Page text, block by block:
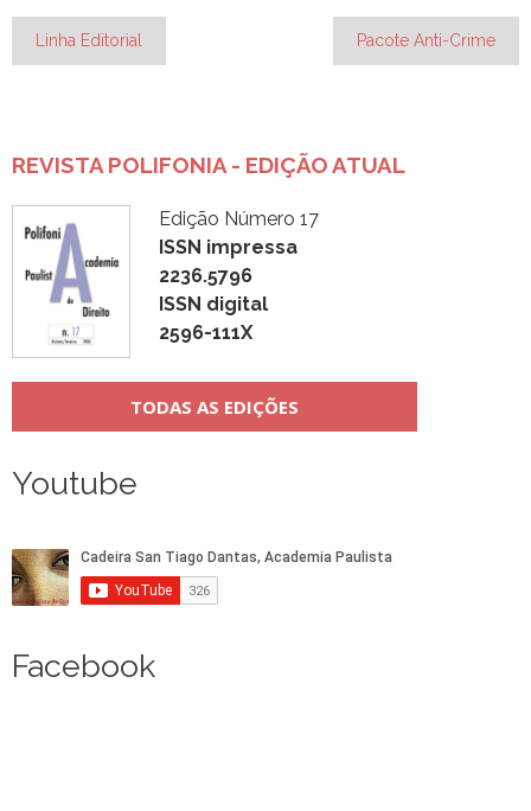
Navegação
Linha Editorial Pacote Anti-Crime
REVISTA POLIFONIA - EDIÇÃO ATUAL
Edição Número 17
ISSN impressa
2236.5796
ISSN digital
2596-111X
TODAS AS EDIÇÕES
Youtube
Facebook